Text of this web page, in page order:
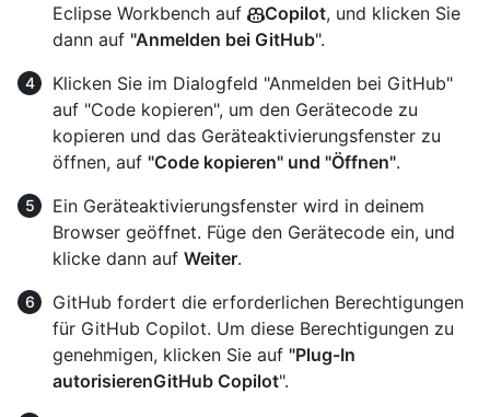
Eclipse Workbench auf
Copilot, und klicken Sie
dann auf "Anmelden bei GitHub".
Klicken Sie im Dialogfeld "Anmelden bei GitHub"
auf "Code kopieren", um den Gerätecode zu
kopieren und das Geräteaktivierungsfenster zu
öffnen, auf "Code kopieren" und "Öffnen".
Ein Geräteaktivierungsfenster wird in deinem
Browser geöffnet. Füge den Gerätecode ein, und
klicke dann auf Weiter.
GitHub fordert die erforderlichen Berechtigungen
für GitHub Copilot. Um diese Berechtigungen zu
genehmigen, klicken Sie auf "Plug-In
autorisierenGitHub Copilot".